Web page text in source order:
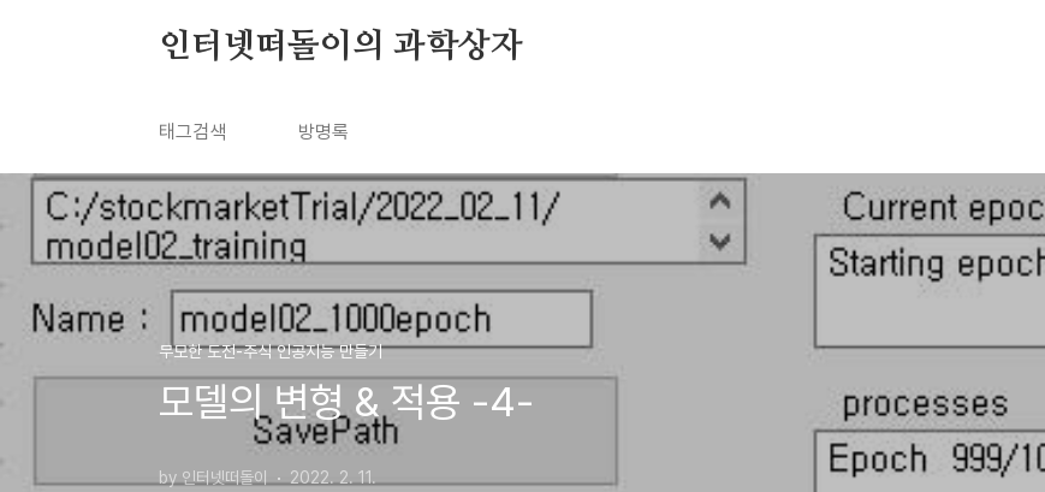
인터넷떠돌이의 과학상자
태그검색 방명록
무모한 도전-주식 인공지능 만들기
모델의 변형 & 적용 -4-
by 인터넷떠돌이 2022. 2. 11.